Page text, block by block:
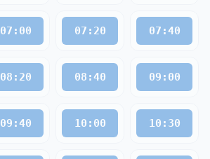
07:00 07:20 07:40
08:20 08:40 09:00
09:40 10:00 10:30